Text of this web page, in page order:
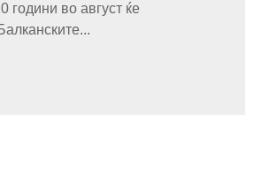
години во август ќе